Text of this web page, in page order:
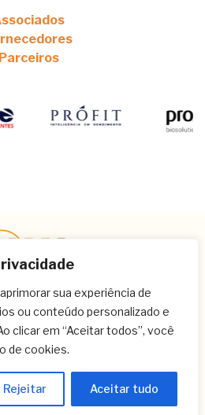
sua experiência de
ou conteúdo personalizado e
clicar em “Aceitar todos”, você
de cookies.
Rejeitar Aceitar tudo
Parceiros
3259-8266